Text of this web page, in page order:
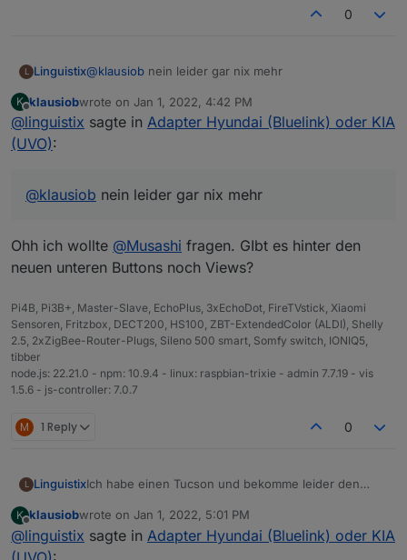
0
L Linguistix@klausiob nein leider gar nix mehr
K
Offline
klausiobwrote on Jan 1, 2022, 4:42 PM
last edited by
@linguistix sagte in Adapter Hyundai (Bluelink) oder KIA
(UVO):
@klausiob nein leider gar nix mehr
Ohh ich wollte @Musashi fragen. GIbt es hinter den
neuen unteren Buttons noch Views?
Pi4B, Pi3B+, Master-Slave, EchoPlus, 3xEchoDot, FireTVstick, Xiaomi
Sensoren, Fritzbox, DECT200, HS100, ZBT-ExtendedColor (ALDI), Shelly
2.5, 2xZigBee-Router-Plugs, Sileno 500 smart, Somfy switch, IONIQ5,
tibber
node.js: 22.21.0 - npm: 10.9.4 - linux: raspbian-trixie - admin 7.7.19 - vis
1.5.6 - js-controller: 7.0.7
M 1 Reply 0
L LinguistixIch habe einen Tucson und bekomme leider den
Status der Türverriegelung welche ich auch nicht
öffnen und schließen kann.
Kann mir hier jemand noch weiter helfen?
K
Offline
klausiobwrote on Jan 1, 2022, 5:01 PM
last edited by
@linguistix sagte in Adapter Hyundai (Bluelink) oder KIA